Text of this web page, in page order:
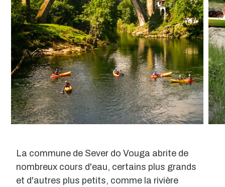
La commune de Sever do Vouga abrite de
nombreux cours d'eau, certains plus grands
et d'autres plus petits, comme la rivière